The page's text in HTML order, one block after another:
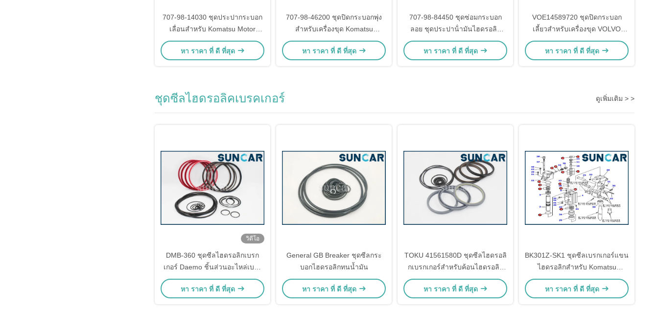
707-98-14030 ชุดประปากระบอก
เลื่อนสําหรับ Komatsu Motor
Grader GD825A-2
หา ราคา ที่ ดี ที่สุด
707-98-46200 ชุดปิดกระบอกพุ่ง
สําหรับเครื่องขุด Komatsu
PW200-1 PW210-1
หา ราคา ที่ ดี ที่สุด
707-98-84450 ชุดซ่อมกระบอก
ลอย ชุดประปาน้ํามันไฮดรอลิก
สําหรับ Komatsu D575A-2
Crawler Tractor
หา ราคา ที่ ดี ที่สุด
VOE14589720 ชุดปิดกระบอก
เลี้ยวสําหรับเครื่องขุด VOLVO
EW140B EW160B
หา ราคา ที่ ดี ที่สุด
ชุดซีลไฮดรอลิคเบรคเกอร์ ดูเพิ่มเติม > >
วิดีโอ
DMB-360 ชุดซีลไฮดรอลิกเบรก
เกอร์ Daemo ชิ้นส่วนอะไหล่เบรก
เกอร์ไฮดรอลิก
หา ราคา ที่ ดี ที่สุด
General GB Breaker ชุดซีลกระ
บอกไฮดรอลิกทนน้ำมัน
หา ราคา ที่ ดี ที่สุด
TOKU 41561580D ชุดซีลไฮดรอลิ
กเบรกเกอร์สำหรับค้อนไฮดรอลิก
TNB230LU2
หา ราคา ที่ ดี ที่สุด
BK301Z-SK1 ชุดซีลเบรกเกอร์แขน
ไฮดรอลิกสำหรับ Komatsu
Excavator PC30R-8
หา ราคา ที่ ดี ที่สุด